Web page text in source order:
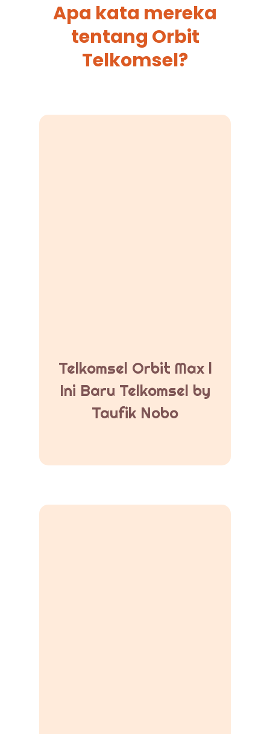
Apa kata mereka
tentang Orbit
Telkomsel?
Telkomsel Orbit Max l
Ini Baru Telkomsel by
Taufik Nobo